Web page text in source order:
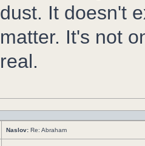
dust. It doesn't
matter. It's not
real.
Naslov: Re: Abraham